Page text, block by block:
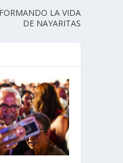
LA VIDA
DE NAYARITAS